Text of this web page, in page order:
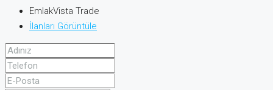
EmlakVista Trade
İlanları Görüntüle